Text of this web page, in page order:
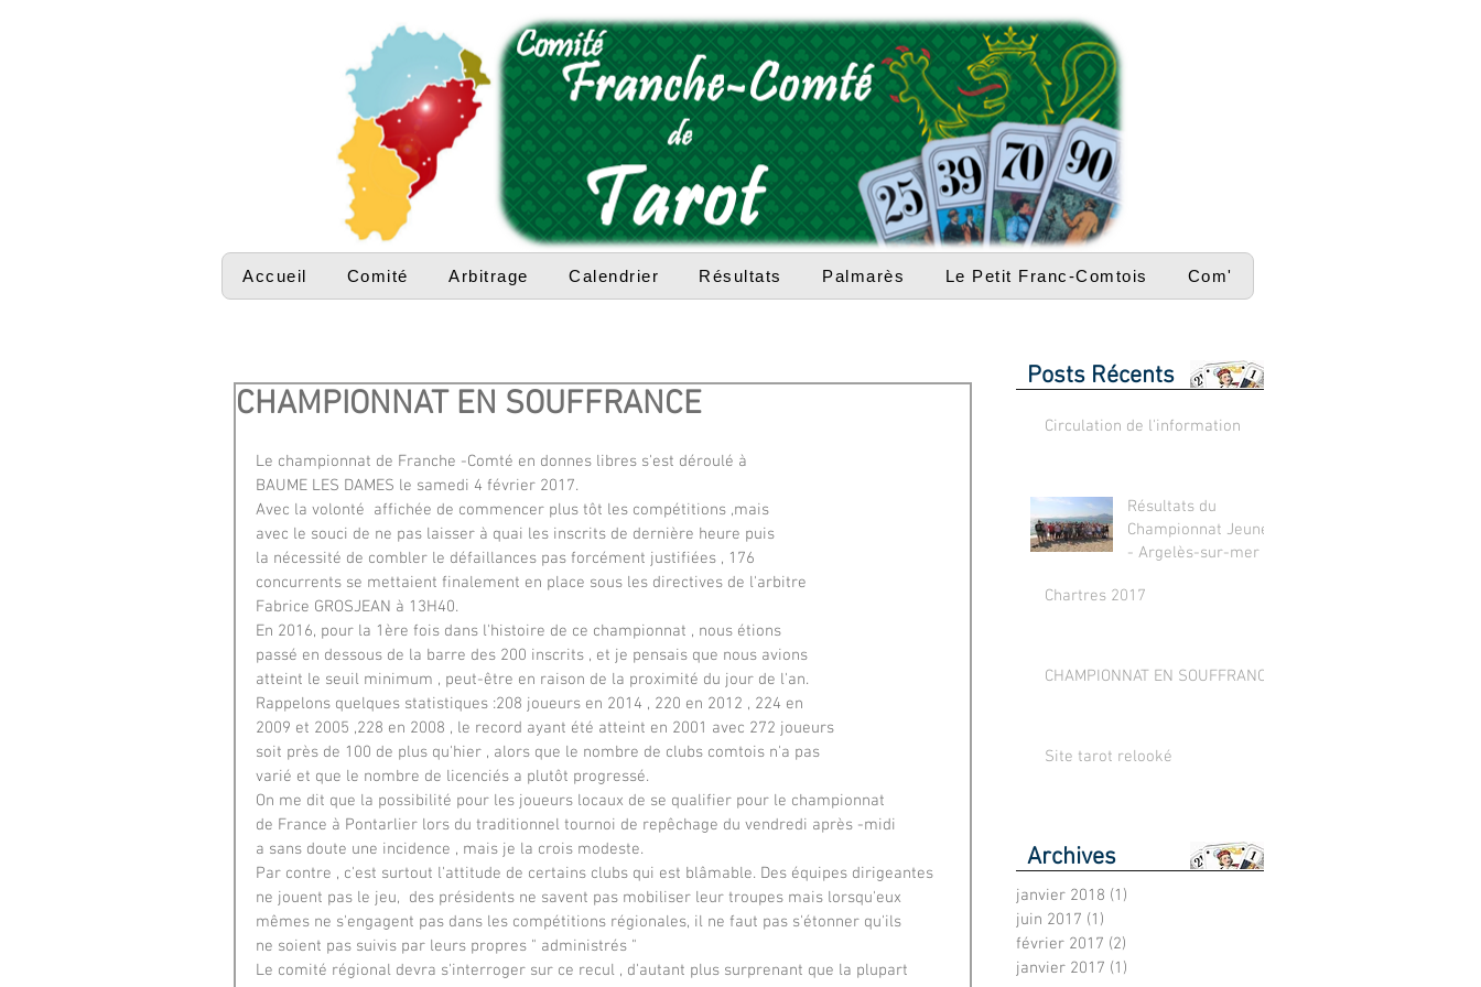
Accueil Comité Arbitrage Calendrier Résultats Palmarès Le Petit Franc-Comtois Com'
CHAMPIONNAT EN SOUFFRANCE
Le championnat de Franche -Comté en donnes libres s'est déroulé à
BAUME LES DAMES le samedi 4 février 2017.
Avec la volonté  affichée de commencer plus tôt les compétitions ,mais
avec le souci de ne pas laisser à quai les inscrits de dernière heure puis
la nécessité de combler le défaillances pas forcément justifiées , 176
concurrents se mettaient finalement en place sous les directives de l'arbitre
Fabrice GROSJEAN à 13H40.
En 2016, pour la 1ère fois dans l'histoire de ce championnat , nous étions
passé en dessous de la barre des 200 inscrits , et je pensais que nous avions
atteint le seuil minimum , peut-être en raison de la proximité du jour de l'an.
Rappelons quelques statistiques :208 joueurs en 2014 , 220 en 2012 , 224 en
2009 et 2005 ,228 en 2008 , le record ayant été atteint en 2001 avec 272 joueurs
soit près de 100 de plus qu'hier , alors que le nombre de clubs comtois n'a pas
varié et que le nombre de licenciés a plutôt progressé.
On me dit que la possibilité pour les joueurs locaux de se qualifier pour le championnat
de France à Pontarlier lors du traditionnel tournoi de repêchage du vendredi après -midi
a sans doute une incidence , mais je la crois modeste.
Par contre , c'est surtout l'attitude de certains clubs qui est blâmable. Des équipes dirigeantes
ne jouent pas le jeu,  des présidents ne savent pas mobiliser leur troupes mais lorsqu'eux
mêmes ne s'engagent pas dans les compétitions régionales, il ne faut pas s'étonner qu'ils
ne soient pas suivis par leurs propres " administrés "
Le comité régional devra s'interroger sur ce recul , d'autant plus surprenant que la plupart
Posts Récents
Circulation de l'information
Résultats du
Championnat Jeunes
- Argelès-sur-mer !
Chartres 2017
CHAMPIONNAT EN SOUFFRANCE
Site tarot relooké
Archives
janvier 2018 (1)
juin 2017 (1)
février 2017 (2)
janvier 2017 (1)